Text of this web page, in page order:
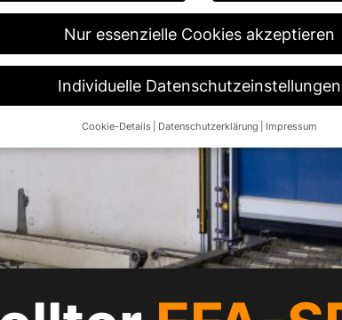
Nur essenzielle Cookies akzeptieren
Individuelle Datenschutzeinstellungen
Cookie-Details Datenschutzerklärung Impressum
Datenschutzeinstellungen
alt sind und Ihre Zustimmung zu freiwilligen Diensten
um Erlaubnis bitten.
und andere Technologien auf unserer Website. Einige
Website und Ihre Erfahrung zu verbessern.
IP-Adressen), z. B. für personalisierte Anzeigen und
Informationen über die Verwendung Ihrer Daten finden
über alle verwendeten Cookies. Sie können Ihre
Informationen anzeigen lassen und so nur bestimmte